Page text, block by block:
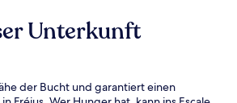
Unterkunft
der Bucht und garantiert einen